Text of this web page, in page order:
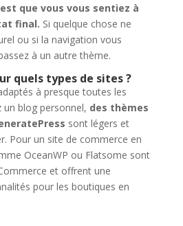
que vous vous sentiez à
final. Si quelque chose ne
ou si la navigation vous
à un autre thème.
quels types de sites ?
à presque toutes les
un blog personnel, des thèmes
sont légers et
Pour un site de commerce en
OceanWP ou Flatsome sont
et offrent une
pour les boutiques en